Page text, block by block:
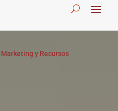
Marketing y Recursos